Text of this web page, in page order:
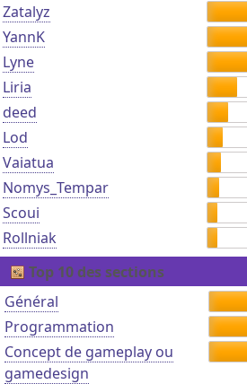
Zatalyz
YannK
Lyne
Liria
deed
Lod
Vaiatua
Nomys_Tempar
Scoui
Rollniak
Top 10 des sections
Général
Programmation
Concept de gameplay ou
gamedesign